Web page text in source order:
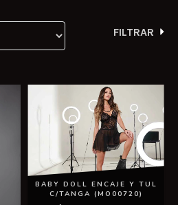
FILTRAR
BABY DOLL ENCAJE Y TUL
C/TANGA (MO00720)